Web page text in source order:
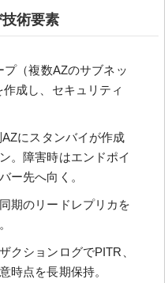
術要素
（複数AZのサブネッ
成し、セキュリティ
にスタンバイが作成
。障害時はエンドポイ
ー先へ向く。
期のリードレプリカを
クションログでPITR、
時点を長期保持。